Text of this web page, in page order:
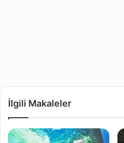
İlgili Makaleler